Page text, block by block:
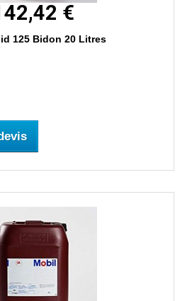
€
125 Bidon 20 Litres